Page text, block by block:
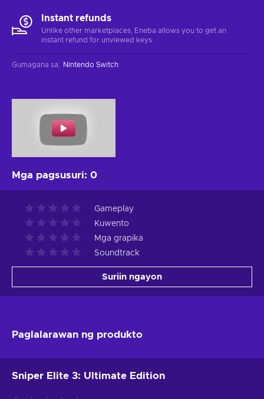
Instant refunds
Unlike other marketplaces, Eneba allows you to get an
instant refund for unviewed keys.
Gumagana sa: Nintendo Switch
Mga pagsusuri: 0
Gameplay
Kuwento
Mga grapika
Soundtrack
Suriin ngayon
Paglalarawan ng produkto
Sniper Elite 3: Ultimate Edition